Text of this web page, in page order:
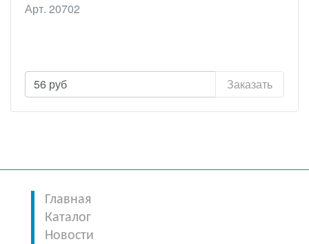
Арт. 20702
56 руб Заказать
Главная
Каталог
Новости